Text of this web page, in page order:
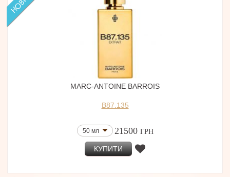
MARC-ANTOINE BARROIS
B87.135
50 мл 21500 ГРН
КУПИТИ